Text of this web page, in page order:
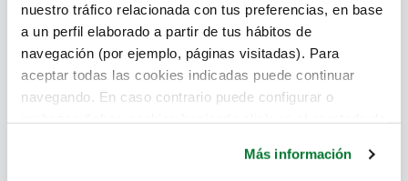
nuestro tráfico relacionada con tus preferencias, en base
a un perfil elaborado a partir de tus hábitos de
navegación (por ejemplo, páginas visitadas). Para
aceptar todas las cookies indicadas puede continuar
navegando. En caso contrario puede configurar o
Más información
humedad ,ventilación ventilación mecánica
humedad relativa
humedad absoluta , salubridad
ventilación natural , sicrometría
humedad por
condensación